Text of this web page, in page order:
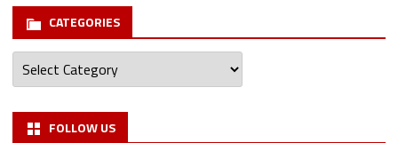
CATEGORIES
Categories
FOLLOW US